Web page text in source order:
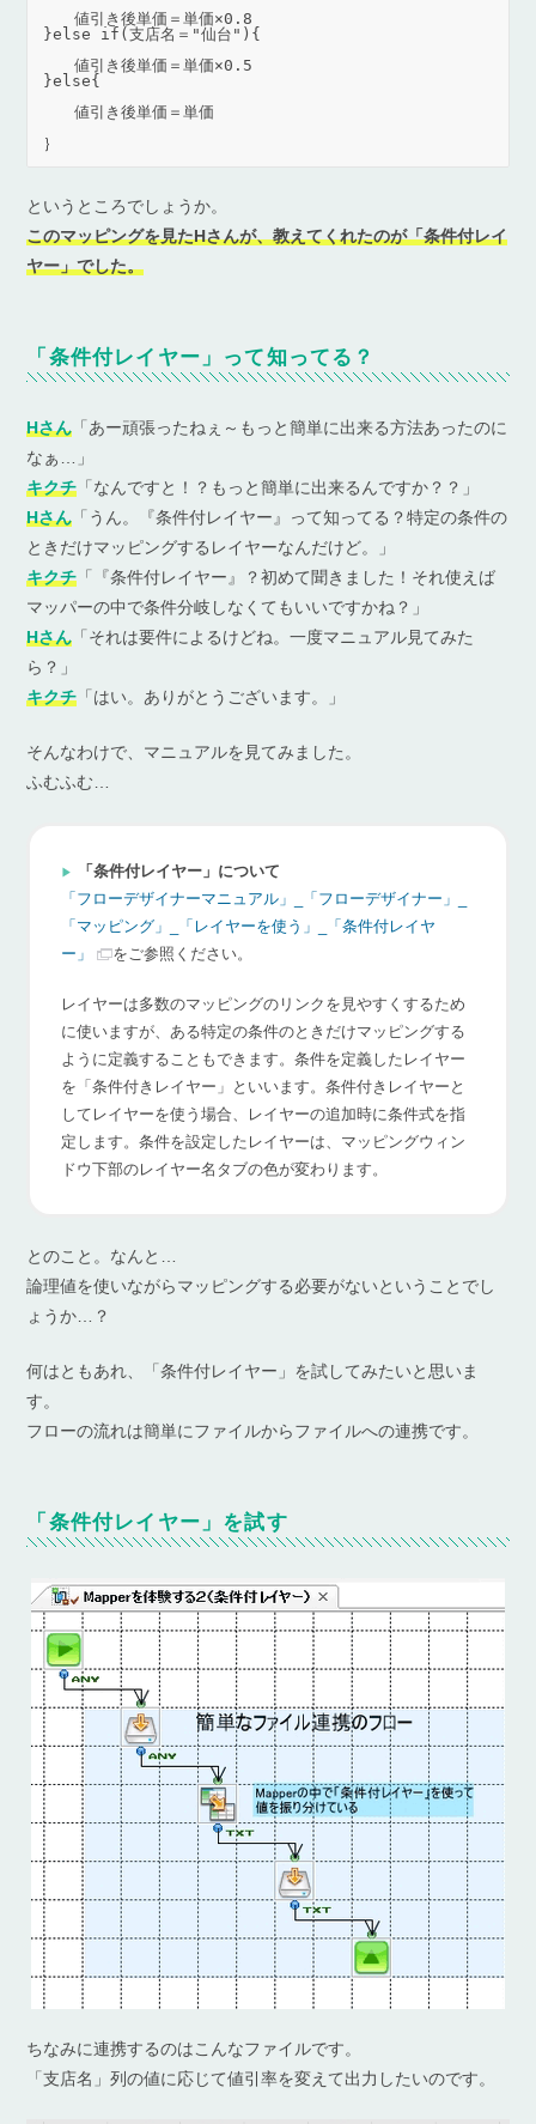
値引き後単価＝単価×0.8
}else if(支店名＝"仙台"){
値引き後単価＝単価×0.5
}else{
値引き後単価＝単価
｝
というところでしょうか。
このマッピングを見たHさんが、教えてくれたのが「条件付レイ
ヤー」でした。
「条件付レイヤー」って知ってる？
Hさん 「あー頑張ったねぇ～もっと簡単に出来る方法あったのに
なぁ…」
キクチ 「なんですと！？もっと簡単に出来るんですか？？」
Hさん 「うん。『条件付レイヤー』って知ってる？特定の条件の
ときだけマッピングするレイヤーなんだけど。」
キクチ 「『条件付レイヤー』？初めて聞きました！それ使えば
マッパーの中で条件分岐しなくてもいいですかね？」
Hさん 「それは要件によるけどね。一度マニュアル見てみた
ら？」
キクチ 「はい。ありがとうございます。」
そんなわけで、マニュアルを見てみました。
ふむふむ…
「条件付レイヤー」について
「フローデザイナーマニュアル」_「フローデザイナー」_
「マッピング」_「レイヤーを使う」_「条件付レイヤ
ー」
をご参照ください。
レイヤーは多数のマッピングのリンクを見やすくするため
に使いますが、ある特定の条件のときだけマッピングする
ように定義することもできます。条件を定義したレイヤー
を「条件付きレイヤー」といいます。条件付きレイヤーと
してレイヤーを使う場合、レイヤーの追加時に条件式を指
定します。条件を設定したレイヤーは、マッピングウィン
ドウ下部のレイヤー名タブの色が変わります。
とのこと。なんと…
論理値を使いながらマッピングする必要がないということでし
ょうか…？
何はともあれ、「条件付レイヤー」を試してみたいと思いま
す。
フローの流れは簡単にファイルからファイルへの連携です。
「条件付レイヤー」を試す
ちなみに連携するのはこんなファイルです。
「支店名」列の値に応じて値引率を変えて出力したいのです。